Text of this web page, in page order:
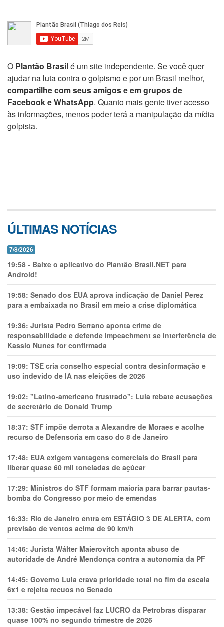
O Plantão Brasilé um site independente. Se você quer
ajudar na luta contra o golpismo e por um Brasil melhor,
compartilhe com seus amigos e em grupos de
Facebook e WhatsApp. Quanto mais gente tiver acesso
às informações, menos poder terá a manipulação da mídia
golpista.
ÚLTIMAS NOTÍCIAS
7/8/2026
19:58 - Baixe o aplicativo do Plantão Brasil.NET para
Android!
19:58: Senado dos EUA aprova indicação de Daniel Perez
para a embaixada no Brasil em meio a crise diplomática
19:36: Jurista Pedro Serrano aponta crime de
responsabilidade e defende impeachment se interferência de
Kassio Nunes for confirmada
19:09: TSE cria conselho especial contra desinformação e
uso indevido de IA nas eleições de 2026
19:02: "Latino-americano frustrado": Lula rebate acusações
de secretário de Donald Trump
18:37: STF impõe derrota a Alexandre de Moraes e acolhe
recurso de Defensoria em caso do 8 de Janeiro
17:48: EUA exigem vantagens comerciais do Brasil para
liberar quase 60 mil toneladas de açúcar
17:29: Ministros do STF formam maioria para barrar pautas-
bomba do Congresso por meio de emendas
16:33: Rio de Janeiro entra em ESTÁGIO 3 DE ALERTA, com
previsão de ventos acima de 90 km/h
14:46: Jurista Wálter Maierovitch aponta abuso de
autoridade de André Mendonça contra a autonomia da PF
14:45: Governo Lula crava prioridade total no fim da escala
6x1 e rejeita recuos no Senado
13:38: Gestão impecável faz LUCRO da Petrobras disparar
quase 100% no segundo trimestre de 2026